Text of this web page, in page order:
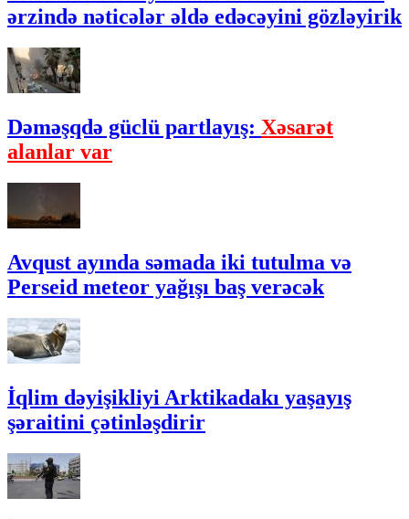
ərzində nəticələr əldə edəcəyini gözləyirik
Dəməşqdə güclü partlayış: Xəsarət
alanlar var
Avqust ayında səmada iki tutulma və
Perseid meteor yağışı baş verəcək
İqlim dəyişikliyi Arktikadakı yaşayış
şəraitini çətinləşdirir